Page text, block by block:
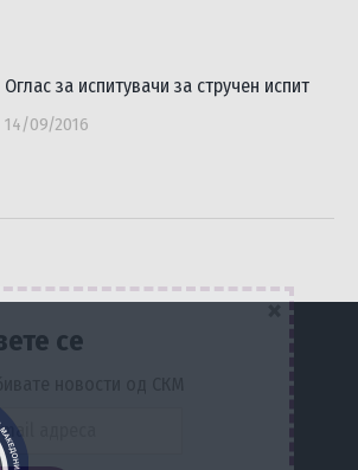
Оглас за испитувачи за стручен испит
14/09/2016
се
новости од СКМ
×